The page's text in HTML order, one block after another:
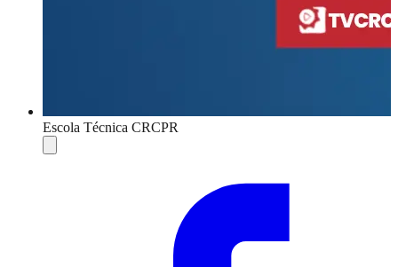
Escola Técnica CRCPR
Compartilhar